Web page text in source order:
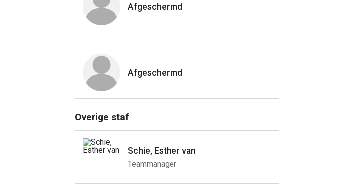
Afgeschermd
Afgeschermd
Overige staf
Schie, Esther van
Teammanager